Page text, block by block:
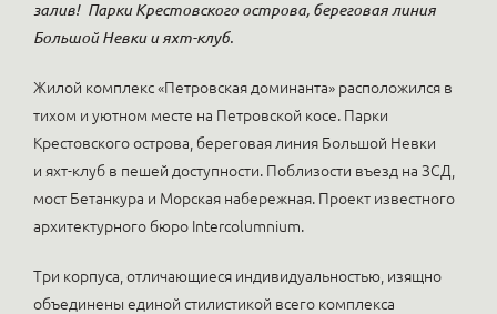
залив! Парки Крестовского острова, береговая линия
Большой Невки и яхт-клуб.
Жилой комплекс «Петровская доминанта» расположился в
тихом и уютном месте на Петровской косе. Парки
Крестовского острова, береговая линия Большой Невки
и яхт-клуб в пешей доступности. Поблизости въезд на ЗСД,
мост Бетанкура и Морская набережная. Проект известного
архитектурного бюро Intercolumnium.
Три корпуса, отличающиеся индивидуальностью, изящно
объединены единой стилистикой всего комплекса